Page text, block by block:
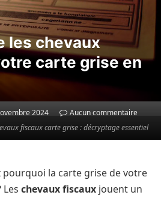
fiscaux carte grise : décryptage essentiel
les chevaux
carte grise en
2024 Aucun commentaire
pourquoi la carte grise de votre
chevaux fiscaux jouent un